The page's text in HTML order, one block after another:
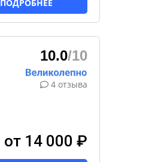
ПОДРОБНЕЕ
10.0/10
4 отзыва
от 14 000 ₽